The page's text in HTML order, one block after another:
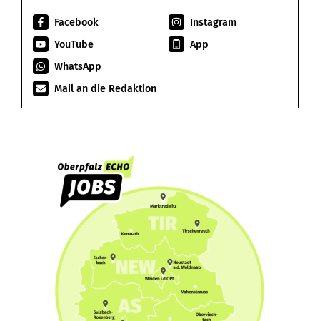
Facebook
Instagram
YouTube
App
WhatsApp
Mail an die Redaktion